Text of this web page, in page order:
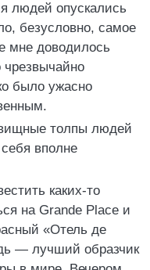
людей опускались
безусловно, самое
мне доводилось
было ужасно
толпы людей
вполне
каких-то
на Grande Place и
«Отель де
— лучший образчик